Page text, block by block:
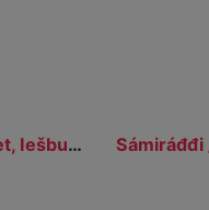
Sámiráđđi / Samerådet, Iešbuvttaduvvon prentehusat...
Gå til detaljvisning